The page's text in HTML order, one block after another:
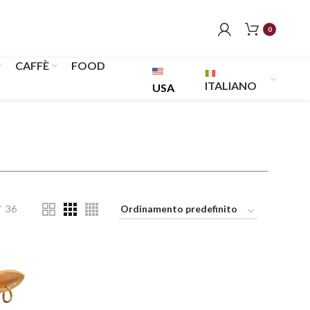
0
CAFFÈ
FOOD
USA
ITALIANO
36